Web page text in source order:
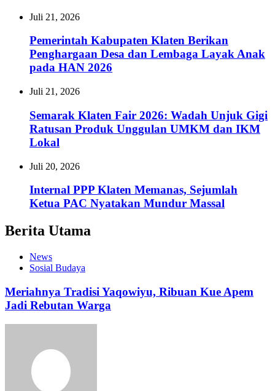
Juli 21, 2026
Pemerintah Kabupaten Klaten Berikan
Penghargaan Desa dan Lembaga Layak Anak
pada HAN 2026
Juli 21, 2026
Semarak Klaten Fair 2026: Wadah Unjuk Gigi
Ratusan Produk Unggulan UMKM dan IKM
Lokal
Juli 20, 2026
Internal PPP Klaten Memanas, Sejumlah
Ketua PAC Nyatakan Mundur Massal
Berita Utama
News
Sosial Budaya
Meriahnya Tradisi Yaqowiyu, Ribuan Kue Apem
Jadi Rebutan Warga